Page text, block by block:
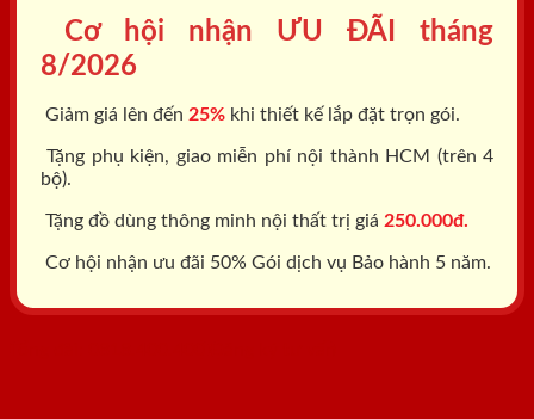
Cơ hội nhận ƯU ĐÃI tháng
8/2026
Giảm giá lên đến 25% khi thiết kế lắp đặt trọn gói.
Tặng phụ kiện, giao miễn phí nội thành HCM (trên 4
bộ).
Tặng đồ dùng thông minh nội thất trị giá 250.000đ.
Cơ hội nhận ưu đãi 50% Gói dịch vụ Bảo hành 5 năm.